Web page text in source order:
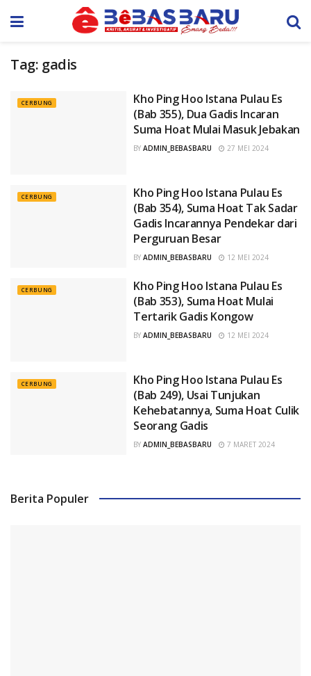
Tag: gadis
CERBUNG
Kho Ping Hoo Istana Pulau Es
(Bab 355), Dua Gadis Incaran
Suma Hoat Mulai Masuk Jebakan
BY ADMIN_BEBASBARU 27 MEI 2024
CERBUNG
Kho Ping Hoo Istana Pulau Es
(Bab 354), Suma Hoat Tak Sadar
Gadis Incarannya Pendekar dari
Perguruan Besar
BY ADMIN_BEBASBARU 12 MEI 2024
CERBUNG
Kho Ping Hoo Istana Pulau Es
(Bab 353), Suma Hoat Mulai
Tertarik Gadis Kongow
BY ADMIN_BEBASBARU 12 MEI 2024
CERBUNG
Kho Ping Hoo Istana Pulau Es
(Bab 249), Usai Tunjukan
Kehebatannya, Suma Hoat Culik
Seorang Gadis
BY ADMIN_BEBASBARU 7 MARET 2024
Berita Populer